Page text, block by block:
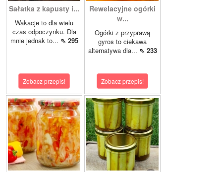
Sałatka z kapusty i...
Wakacje to dla wielu
czas odpoczynku. Dla
mnie jednak to... ⇖ 295
Zobacz przepis!
Rewelacyjne ogórki
w...
Ogórki z przyprawą
gyros to ciekawa
alternatywa dla... ⇖ 233
Zobacz przepis!